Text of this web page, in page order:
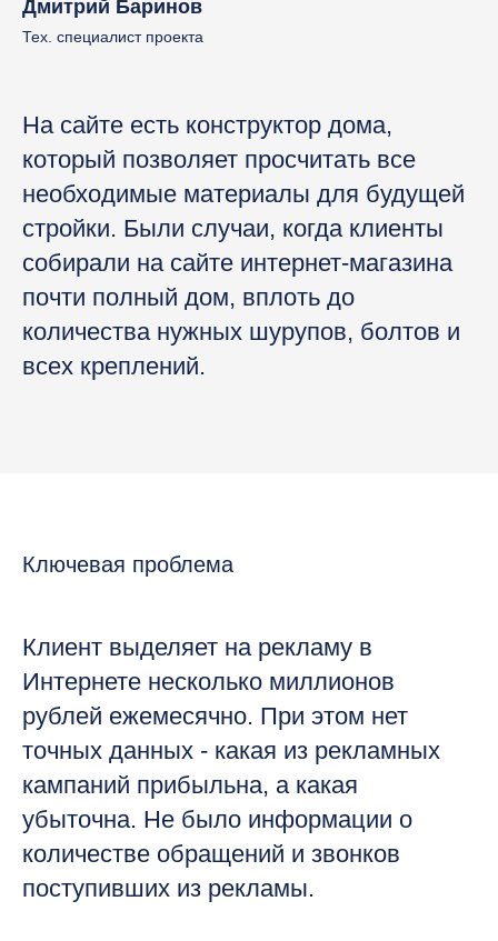
Дмитрий Баринов
Тех. специалист проекта
На сайте есть конструктор дома,
который позволяет просчитать все
необходимые материалы для будущей
стройки. Были случаи, когда клиенты
собирали на сайте интернет-магазина
почти полный дом, вплоть до
количества нужных шурупов, болтов и
всех креплений.
Ключевая проблема
Клиент выделяет на рекламу в
Интернете несколько миллионов
рублей ежемесячно. При этом нет
точных данных - какая из рекламных
кампаний прибыльна, а какая
убыточна. Не было информации о
количестве обращений и звонков
поступивших из рекламы.